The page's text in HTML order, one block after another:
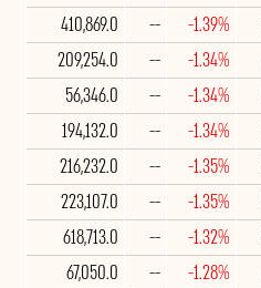
-1.39%
--
410,869.0
-1.34%
--
209,254.0
-1.34%
--
56,346.0
-1.34%
--
194,132.0
-1.35%
--
216,232.0
-1.35%
--
223,107.0
-1.32%
--
618,713.0
-1.28%
--
67,050.0